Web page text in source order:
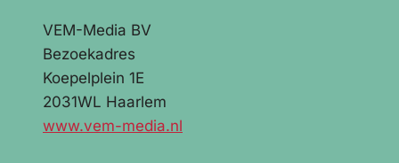
VEM-Media BV
Bezoekadres
Koepelplein 1E
2031WL Haarlem
www.vem-media.nl